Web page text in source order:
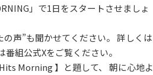
」で1日をスタートさせましょ
の声”も聞かせてください。 詳しくは
組公式Xをご覧ください。
Morning 】と題して、 朝に心地よ